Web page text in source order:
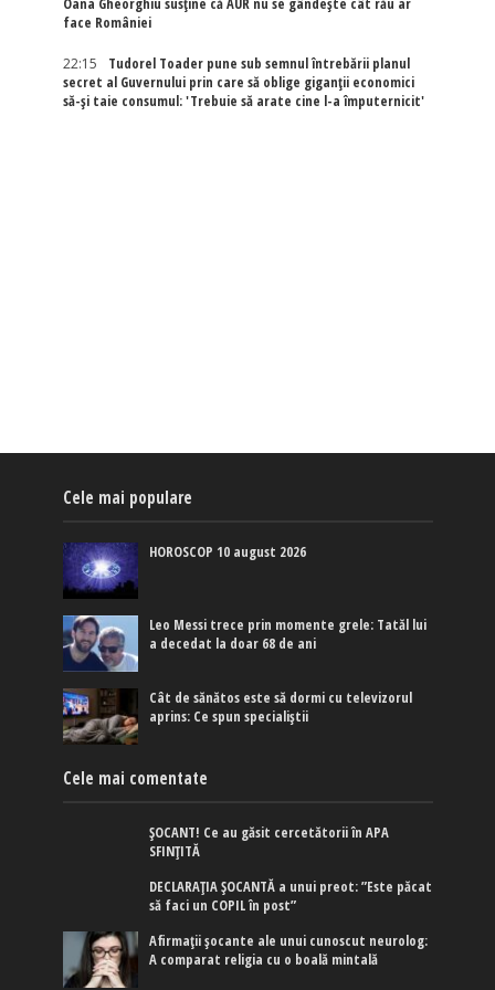
Oana Gheorghiu susține că AUR nu se gândește cât rău ar
face României
22:15
Tudorel Toader pune sub semnul întrebării planul
secret al Guvernului prin care să oblige giganții economici
să-și taie consumul: 'Trebuie să arate cine l-a împuternicit'
Cele mai populare
HOROSCOP 10 august 2026
Leo Messi trece prin momente grele: Tatăl lui
a decedat la doar 68 de ani
Cât de sănătos este să dormi cu televizorul
aprins: Ce spun specialiștii
Cele mai comentate
ȘOCANT! Ce au găsit cercetătorii în APA
SFINȚITĂ
DECLARAȚIA ȘOCANTĂ a unui preot: ”Este păcat
să faci un COPIL în post”
Afirmaţii şocante ale unui cunoscut neurolog:
A comparat religia cu o boală mintală